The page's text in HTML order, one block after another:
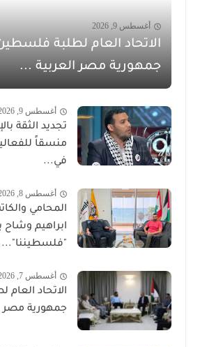
أغسطس 9, 2026
الاتحاد العام لطلبة
جمهورية مصر العربية ...
أغسطس 9, 2026
تجديد الثقة
منسقاً
في...
أغسطس 8, 2026
المحامي
ابراهيم وشاح
"فلسطيننا"...
أغسطس 7, 2026
الاتحاد
جمهورية مصر